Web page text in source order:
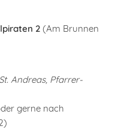
2(Am Brunnen
Andreas, Pfarrer-
gerne nach